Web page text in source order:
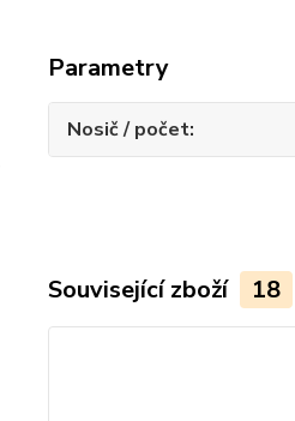
Parametry
Nosič / počet
Související zboží 18